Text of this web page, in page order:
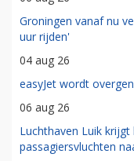
Groningen vanaf nu
uur rijden'
04 aug 26
easyJet wordt
06 aug 26
Luchthaven Luik
passagiersvluchten